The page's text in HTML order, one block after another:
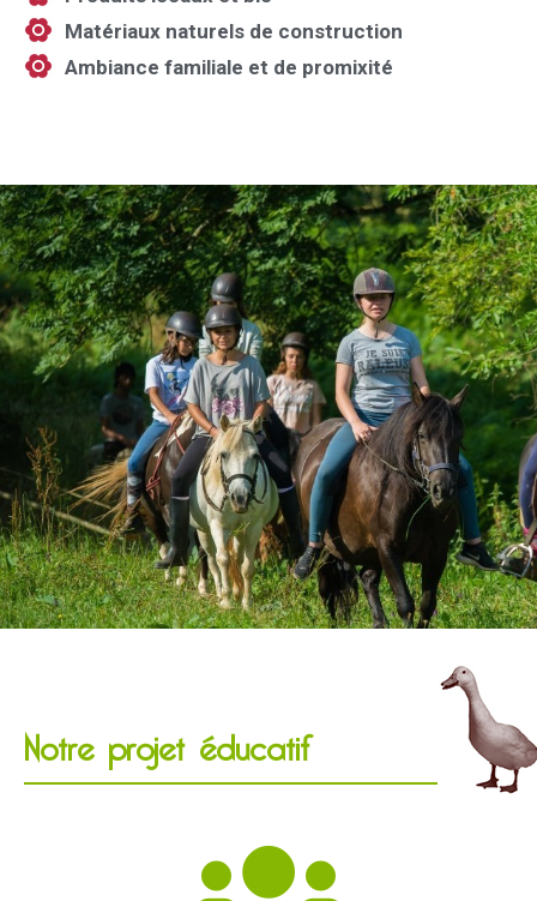
Matériaux naturels de construction
Ambiance familiale et de promixité
Notre projet éducatif